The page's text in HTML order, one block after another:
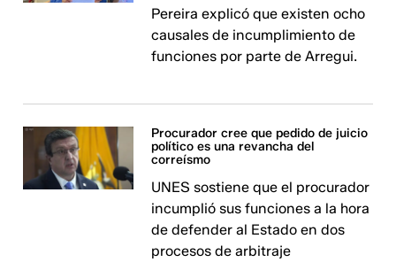
Pereira explicó que existen ocho
causales de incumplimiento de
funciones por parte de Arregui.
Procurador cree que pedido de juicio
político es una revancha del
correísmo
UNES sostiene que el procurador
incumplió sus funciones a la hora
de defender al Estado en dos
procesos de arbitraje